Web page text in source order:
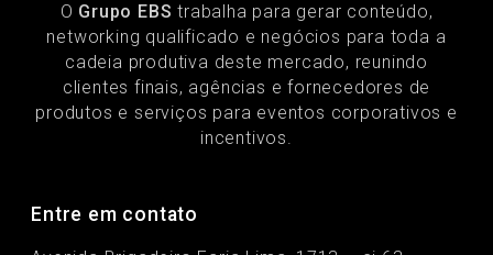
O Grupo EBS trabalha para gerar conteúdo,
networking qualificado e negócios para toda a
cadeia produtiva deste mercado, reunindo
clientes finais, agências e fornecedores de
produtos e serviços para eventos corporativos e
incentivos.
Entre em contato